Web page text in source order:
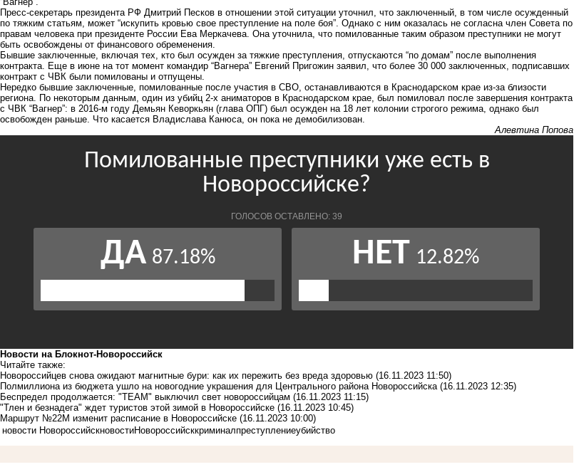
Пресс-секретарь президента РФ Дмитрий Песков в отношении этой ситуации уточнил, что заключенный, в том числе осужденный
по тяжким статьям, может “искупить кровью свое преступление на поле боя”. Однако с ним оказалась не согласна член Совета по
правам человека при президенте России Ева Меркачева. Она уточнила, что помилованные таким образом преступники не могут
быть освобождены от финансового обременения.
Бывшие заключенные, включая тех, кто был осужден за тяжкие преступления, отпускаются “по домам” после выполнения
контракта. Еще в июне на тот момент командир “Вагнера” Евгений Пригожин заявил, что более 30 000 заключенных, подписавших
контракт с ЧВК были помилованы и отпущены.
Нередко бывшие заключенные, помилованные после участия в СВО, останавливаются в Краснодарском крае из-за близости
региона. По некоторым данным, один из убийц 2-х аниматоров в Краснодарском крае, был помиловал после завершения контракта
с ЧВК “Вагнер”: в 2016-м году Демьян Кеворкьян (глава ОПГ) был осужден на 18 лет колонии строгого режима, однако был
освобожден раньше. Что касается Владислава Канюса, он пока не демобилизован.
Алевтина Попова
Новости на Блoкнoт-Новороссийск
Читайте также:
Новороссийцев снова ожидают магнитные бури: как их пережить без вреда здоровью (16.11.2023 11:50)
Полмиллиона из бюджета ушло на новогодние украшения для Центрального района Новороссийска (16.11.2023 12:35)
Беспредел продолжается: "ТЕАМ" выключил свет новороссийцам (16.11.2023 11:15)
"Тлен и безнадега" ждет туристов этой зимой в Новороссийске (16.11.2023 10:45)
Маршрут №22М изменит расписание в Новороссийске (16.11.2023 10:00)
новости НовороссийскновостиНовороссийсккриминалпреступлениеубийство